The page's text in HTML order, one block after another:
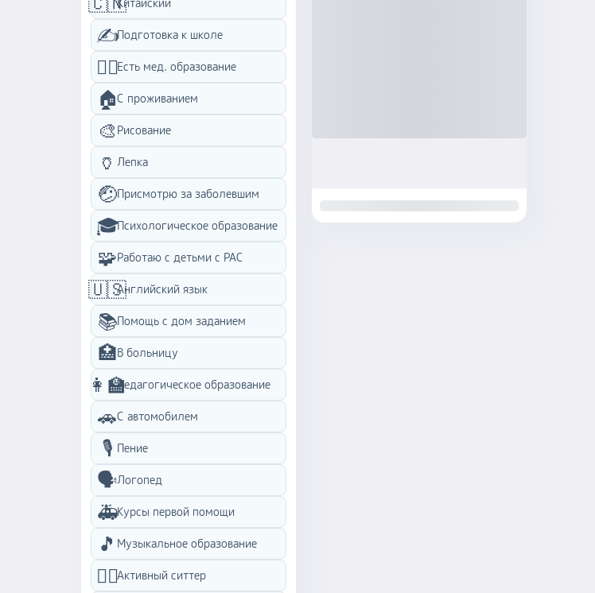
✍️Подготовка к школе
👩‍⚕️Есть мед. образование
🏠C проживанием
🎨 Рисование
🏺 Лепка
🤕Присмотрю за заболевшим
🎓Психологическое образование
🧩Работаю с детьми с PAC
🇺🇸Английский язык
📚Помощь с дом заданием
🏥В больницу
👩‍🏫Педагогическое образование
🚗С автомобилем
🎙️ Пение
🗣️Логопед
🚑Курсы первой помощи
🎵 Музыкальное образование
🏃‍♀️Активный ситтер